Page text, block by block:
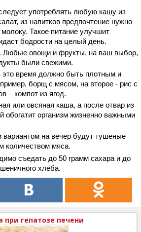
употреблять любую кашу из
из напитков предпочтение нужно
Такое питание улучшит
бодрости на целый день.
. Любые овощи и фрукты, на ваш выбор,
были свежими.
это время должно быть плотным и
борщ с мясом, на второе - рис с
– компот из ягод.
или овсяная каша, а после отвар из
обогатит организм жизненно важными
на вечер будут тушеные
количеством мяса.
съедать до 50 грамм сахара и до
хлеба.
при гепатозе печени